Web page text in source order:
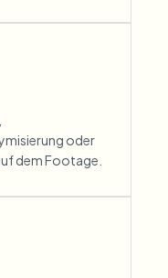
oder
dem Footage.